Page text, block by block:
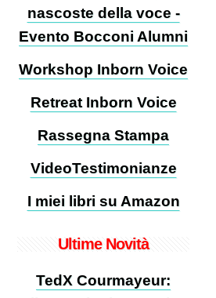
nascoste della voce -
Evento Bocconi Alumni
Workshop Inborn Voice
Retreat Inborn Voice
Rassegna Stampa
VideoTestimonianze
I miei libri su Amazon
Ultime Novità
TedX Courmayeur: